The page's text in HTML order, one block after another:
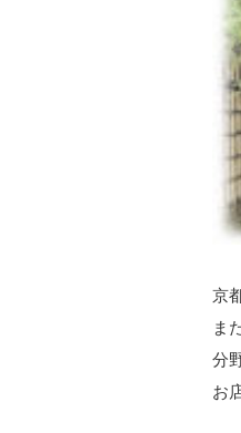
京
ま
分
お